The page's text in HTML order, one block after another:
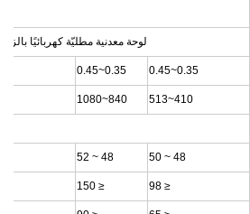
لوحة معدنية مطليّة كهربائيًا
0.35~0.45
0.35~0.45
410~513
840~1080
48 ~ 50
48 ~ 52
≤ 98
≤ 150